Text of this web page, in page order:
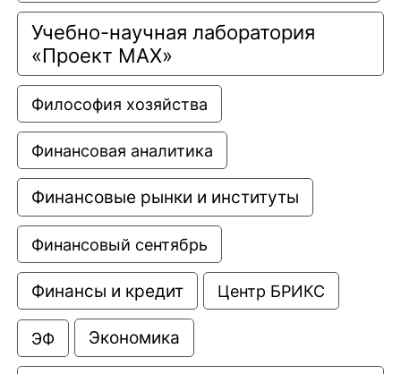
Учебно-научная лаборатория
«Проект МАХ»
Философия хозяйства
Финансовая аналитика
Финансовые рынки и институты
Финансовый сентябрь
Финансы и кредит Центр БРИКС
ЭФ Экономика